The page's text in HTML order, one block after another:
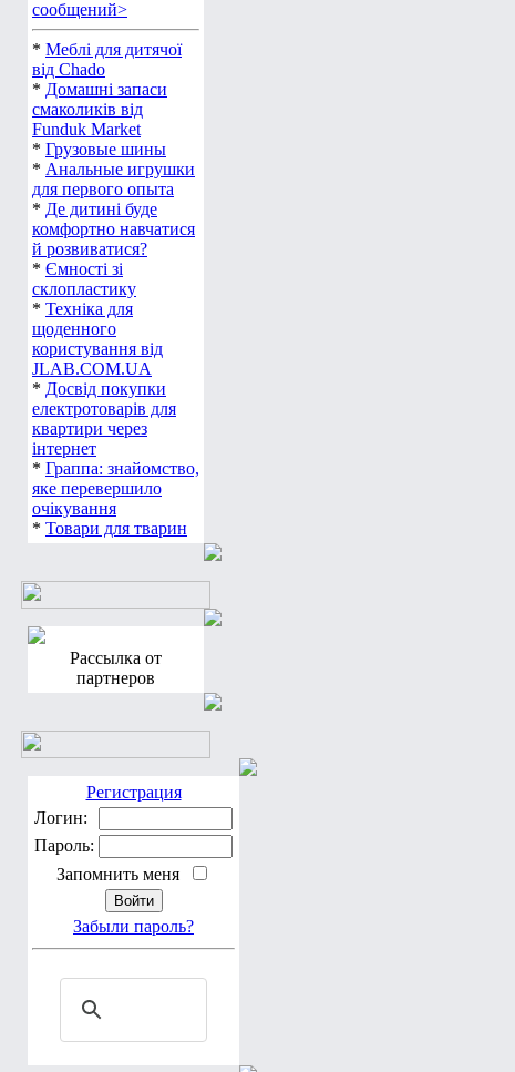
сообщений>
* Меблі для дитячої
від Chado
* Домашні запаси
смаколиків від
Funduk Market
* Грузовые шины
* Анальные игрушки
для первого опыта
* Де дитині буде
комфортно навчатися
й розвиватися?
* Ємності зі
склопластику
* Техніка для
щоденного
користування від
JLAB.COM.UA
* Досвід покупки
електротоварів для
квартири через
інтернет
* Граппа: знайомство,
яке перевершило
очікування
* Товари для тварин
Рассылка от
партнеров
Регистрация
Логин:
Пароль:
Запомнить меня
Забыли пароль?